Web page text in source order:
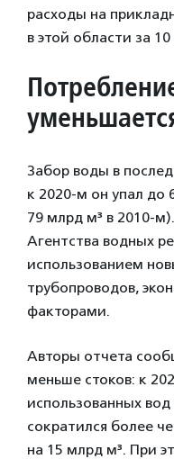
расходы на
в этой области за
Забор воды в
к 2020-м он упал до
79 млрд м³ в 2010-
Агентства водных
использованием
трубопроводов,
факторами.
Авторы отчета
меньше стоков: к
использованных
сократился более
на 15 млрд м³. При